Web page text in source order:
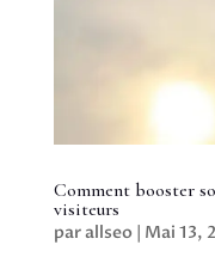
Comment booster
visiteurs
parallseo| Mai 13,